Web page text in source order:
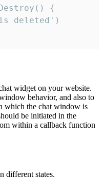
{
deleted')
widget on your website.
behavior, and also to
which the chat window is
be initiated in the
within a callback function
different states.